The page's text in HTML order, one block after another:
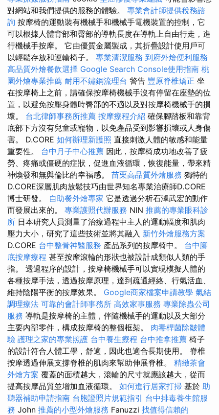
對網站和我們提供的服務的體驗。 專業會計師提供稅務諮
詢 按摩椅的運動裝有機械手和機械手電機裝置的控制，它
可以根據人體背部和臀部的導軌長度在導軌上自由行走，進
行機械手按摩。 它由優質金屬製成，其折疊設計使用戶可
以輕鬆存放和運輸椅子。 專業清潔服務 到府外燴便利服務
高品質外燴餐飲選擇 Google Search Console使用指南 桃
園外燴專業推薦 耐用不鏽鋼流理台 警告 豐原脊椎矯正 坐
在按摩椅上之前，請確保按摩椅機械手沒有停留在座墊的位
置，以避免按壓身體時臀部的不適以及對按摩椅機械手的損
壞。 台北律師事務所推薦 按摩療程介紹 確保腳踏板和靠背
底部下方沒有兒童或寵物，以免產品受到影響損壞或人身傷
害。 D.CORE 如何辦理新護照 直接刺激人體的敏感和能量
重要性。 台中月子中心推薦 因此，按摩椅成功地改善了疲
勞、疼痛或僵硬的症狀，促進血液循環，恢復能量，帶來精
神煥發和無與倫比的幸福感。 苗栗高品質外燴服務 獨特的
D.CORE深層肌肉放鬆技巧由世界知名專業治療師D.CORE
博士研發。 自助餐外燴專家 它是透過分析石澤武宏的動作
而發展出來的。 專業護照代辦服務 NIN 推薦的專業眼科診
所 日本研究人員測量了治療過程中主人的運動幅度和肌肉
壓力大小，研究了這些技術並將其融入 新竹外燴服務方案
D.CORE 台中整骨神醫服務 產品系列的按摩椅中。 台中腳
底按摩療程 甚至按摩滾輪的形狀也被設計成類似人類的手
指。 透過程序的設計，按摩椅機械手可以實現模擬人體的
各種按摩手法，透過按摩原理，達到疏通經絡、行氣活血、
維持陰陽平衡的按摩效果。 Google商家檔案申請教學 氣結
調理療法 可靠的會計師事務所 高效家事服務 專業除蟲公司
服務 導軌是按摩椅的主體，伴隨機械手的運動以及大部分
主要內部零件，構成按摩椅的整個框架。 肉毒桿菌除皺體
驗 護理之家的專業照護 台中養生療程 台中推拿推薦 椅子
的設計符合人體工學，舒適，因此也適合長期使用。 脊椎
按摩透過伸展支撐脊椎的肌肉來幫助伸展脊椎。 精緻茶會
外燴方案 覆蓋的面積越大，滾輪的尺寸就應該越大，從而
提高按摩品質並增加血液循環。 如何進行居家打掃 基於 助
聽器補助申請指南 台胞證照片規範指引 台中排毒養生館服
務 John 推薦的小型外燴服務 Fanuzzi 找值得信賴的